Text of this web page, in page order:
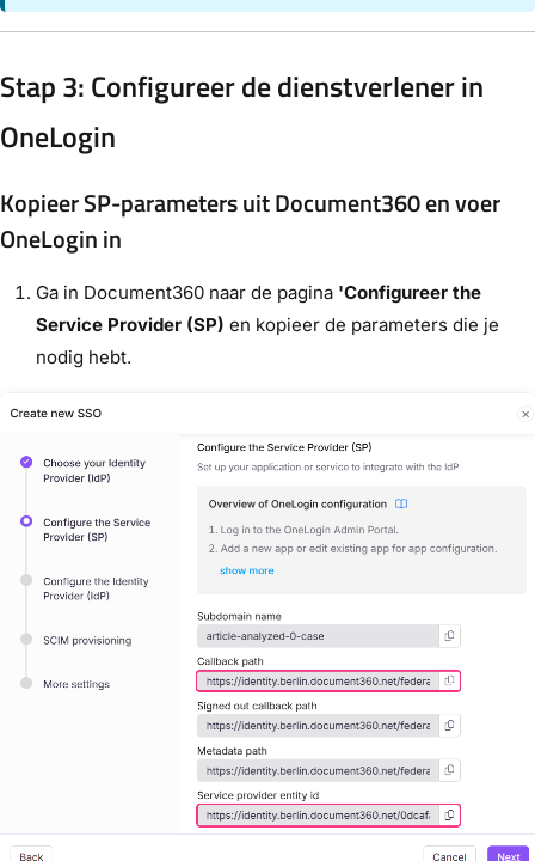
Stap 3: Configureer de dienstverlener in
OneLogin
Kopieer SP-parameters uit Document360 en voer
OneLogin in
Ga in Document360 naar de pagina 'Configureer the
Service Provider (SP) en kopieer de parameters die je
nodig hebt.